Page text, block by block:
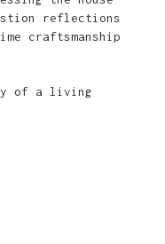
reflections
craftsmanship
of a living